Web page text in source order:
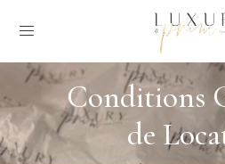
Conditions
de